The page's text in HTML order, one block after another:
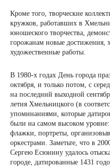
Кроме того, творческие
кружков, работавших в
юношеского творчества,
горожанам новые достижения,
художественные работы.
В 1980-х годах День города
октября, и только потом, с
на последний выходной
летия Хмельницкого (в
упоминаниями, которые
были на самом высоком
флажки, портреты,
оркестрами. Заметьте, что в
Сергею Есюнину удалось
городе, датированные 1431